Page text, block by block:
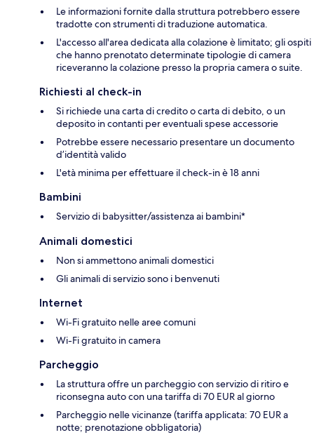
Le informazioni fornite dalla struttura potrebbero essere
tradotte con strumenti di traduzione automatica.
L'accesso all'area dedicata alla colazione è limitato; gli ospiti
che hanno prenotato determinate tipologie di camera
riceveranno la colazione presso la propria camera o suite.
Richiesti al check-in
Si richiede una carta di credito o carta di debito, o un
deposito in contanti per eventuali spese accessorie
Potrebbe essere necessario presentare un documento
d’identità valido
L'età minima per effettuare il check-in è 18 anni
Bambini
Servizio di babysitter/assistenza ai bambini*
Animali domestici
Non si ammettono animali domestici
Gli animali di servizio sono i benvenuti
Internet
Wi-Fi gratuito nelle aree comuni
Wi-Fi gratuito in camera
Parcheggio
La struttura offre un parcheggio con servizio di ritiro e
riconsegna auto con una tariffa di 70 EUR al giorno
Parcheggio nelle vicinanze (tariffa applicata: 70 EUR a
notte; prenotazione obbligatoria)